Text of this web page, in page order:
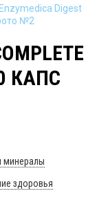
КАПС
минералы
здоровья